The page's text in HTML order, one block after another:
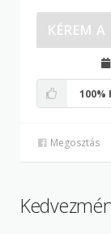
KÉREM
100%
Megosztás